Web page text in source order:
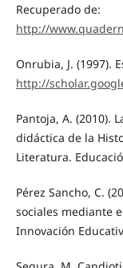
Recuperado de:
http://
Onrubia, J. (1997).
http://
Pantoja, A. (2010).
didáctica de la
Literatura.
Pérez Sancho, C.
sociales mediante
Innovación